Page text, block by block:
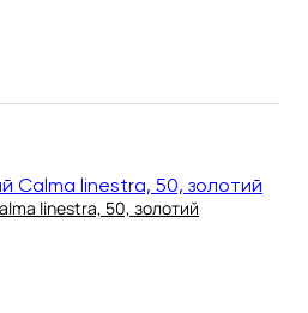
linestra, 50, золотий